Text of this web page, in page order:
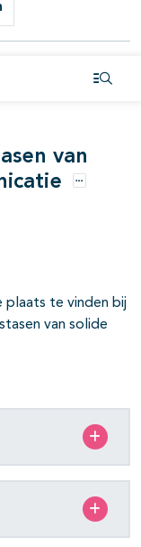
van
Opties
plaats te vinden bij
van solide